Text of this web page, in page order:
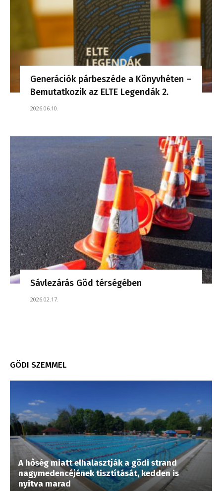
Generációk párbeszéde a Könyvhéten –
Bemutatkozik az ELTE Legendák 2.
2026.06.10.
Sávlezárás Göd térségében
2026.02.17.
GÖDI SZEMMEL
A hőség miatt elhalasztják a gödi strand
nagymedencéjének tisztítását, kedden is
nyitva marad